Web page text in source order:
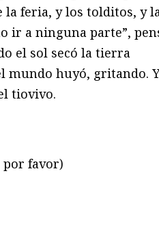
la feria, y los tolditos, y
ir a ninguna parte”,
el sol secó la tierra
mundo huyó, gritando.
tiovivo.
por favor)